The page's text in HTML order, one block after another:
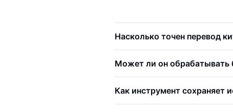
Насколько точен перевод
Может ли он
Как инструмент сохраняет